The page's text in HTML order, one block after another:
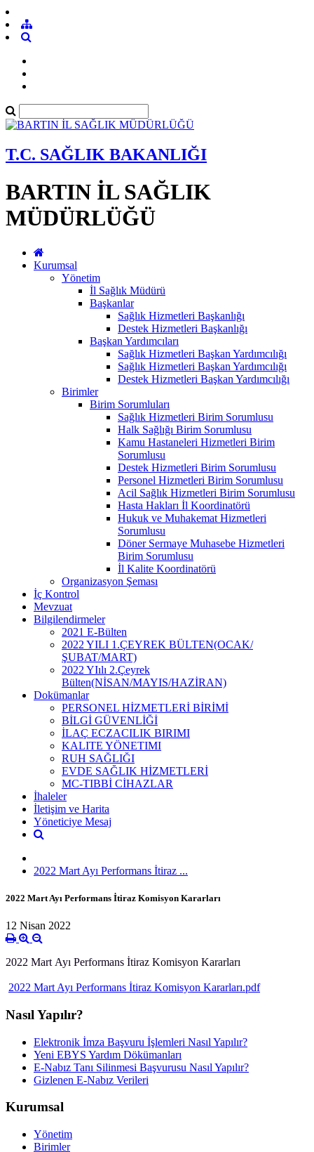
T.C. SAĞLIK BAKANLIĞI
BARTIN İL SAĞLIK
MÜDÜRLÜĞÜ
Kurumsal
Yönetim
İl Sağlık Müdürü
Başkanlar
Sağlık Hizmetleri Başkanlığı
Destek Hizmetleri Başkanlığı
Başkan Yardımcıları
Sağlık Hizmetleri Başkan Yardımcılığı
Sağlık Hizmetleri Başkan Yardımcılığı
Destek Hizmetleri Başkan Yardımcılığı
Birimler
Birim Sorumluları
Sağlık Hizmetleri Birim Sorumlusu
Halk Sağlığı Birim Sorumlusu
Kamu Hastaneleri Hizmetleri Birim
Sorumlusu
Destek Hizmetleri Birim Sorumlusu
Personel Hizmetleri Birim Sorumlusu
Acil Sağlık Hizmetleri Birim Sorumlusu
Hasta Hakları İl Koordinatörü
Hukuk ve Muhakemat Hizmetleri
Sorumlusu
Döner Sermaye Muhasebe Hizmetleri
Birim Sorumlusu
İl Kalite Koordinatörü
Organizasyon Şeması
İç Kontrol
Mevzuat
Bilgilendirmeler
2021 E-Bülten
2022 YILI 1.ÇEYREK BÜLTEN(OCAK/
ŞUBAT/MART)
2022 YIılı 2.Çeyrek
Bülten(NİSAN/MAYIS/HAZİRAN)
Dokümanlar
PERSONEL HİZMETLERİ BİRİMİ
BİLGİ GÜVENLİĞİ
İLAÇ ECZACILIK BIRIMI
KALITE YÖNETIMI
RUH SAĞLIĞI
EVDE SAĞLIK HİZMETLERİ
MC-TIBBİ CİHAZLAR
İhaleler
İletişim ve Harita
Yöneticiye Mesaj
2022 Mart Ayı Performans İtiraz ...
2022 Mart Ayı Performans İtiraz Komisyon Kararları
12 Nisan 2022
2022 Mart Ayı Performans İtiraz Komisyon Kararları
2022 Mart Ayı Performans İtiraz Komisyon Kararları.pdf
Nasıl Yapılır?
Elektronik İmza Başvuru İşlemleri Nasıl Yapılır?
Yeni EBYS Yardım Dökümanları
E-Nabız Tanı Silinmesi Başvurusu Nasıl Yapılır?
Gizlenen E-Nabız Verileri
Kurumsal
Yönetim
Birimler